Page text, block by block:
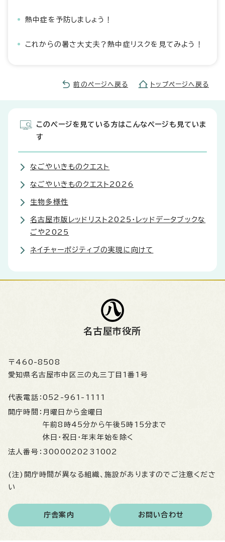
熱中症を予防しましょう！
これからの暑さ大丈夫？熱中症リスクを見てみよう！
前のページへ戻る トップページへ戻る
このページを見ている方はこんなページも見ていま
す
なごやいきものクエスト
なごやいきものクエスト2026
生物多様性
名古屋市版レッドリスト2025・レッドデータブックな
ごや2025
ネイチャーポジティブの実現に向けて
名古屋市役所
〒460-8508
愛知県名古屋市中区三の丸三丁目1番1号
代表電話： 052-961-1111
開庁時間： 月曜日から金曜日
午前8時45分から午後5時15分まで
休日・祝日・年末年始を除く
法人番号： 3000020231002
(注)開庁時間が異なる組織、施設がありますのでご注意くださ
い
庁舎案内 お問い合わせ